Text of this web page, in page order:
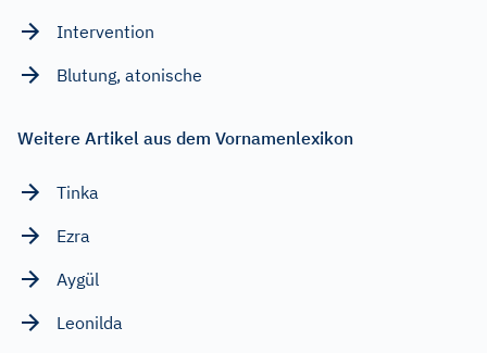
Intervention
Blutung, atonische
Weitere Artikel aus dem Vornamenlexikon
Tinka
Ezra
Aygül
Leonilda